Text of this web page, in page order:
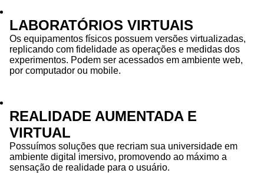
LABORATÓRIOS VIRTUAIS
Os equipamentos físicos possuem versões virtualizadas,
replicando com fidelidade as operações e medidas dos
experimentos. Podem ser acessados em ambiente web,
por computador ou mobile.
REALIDADE AUMENTADA E
VIRTUAL
Possuímos soluções que recriam sua universidade em
ambiente digital imersivo, promovendo ao máximo a
sensação de realidade para o usuário.